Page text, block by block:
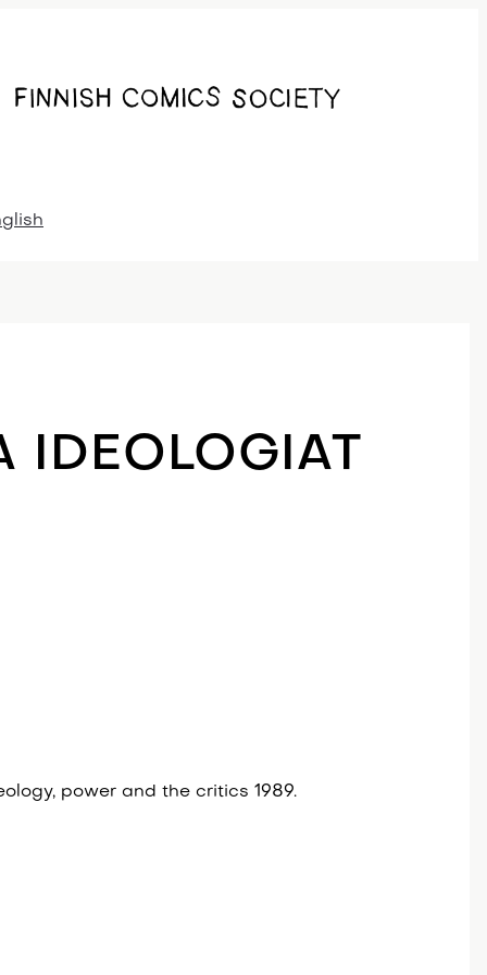
IDEOLOGIAT
power and the critics 1989.